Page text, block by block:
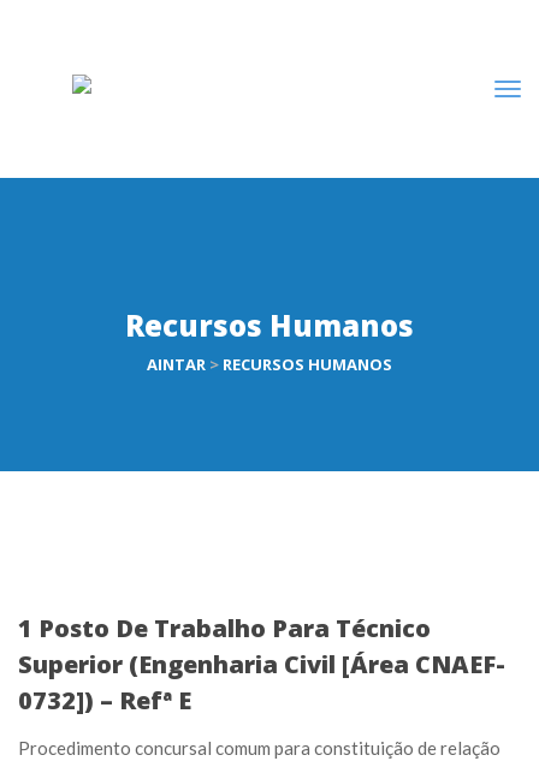
Recursos Humanos
AINTAR > RECURSOS HUMANOS
1 Posto De Trabalho Para Técnico
Superior (Engenharia Civil [Área CNAEF-
0732]) – Refª E
Procedimento concursal comum para constituição de relação